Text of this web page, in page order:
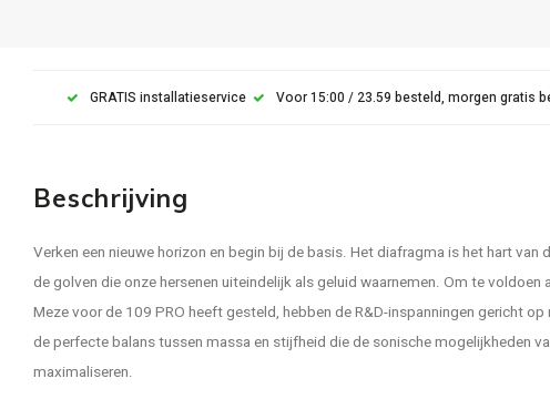
GRATIS installatieservice Voor 15:00 / 23.59 besteld, morgen gratis
Beschrijving
Verken een nieuwe horizon en begin bij de basis. Het diafragma is het hart
de golven die onze hersenen uiteindelijk als geluid waarnemen. Om te voldoen
Meze voor de 109 PRO heeft gesteld, hebben de R&D-inspanningen gericht
de perfecte balans tussen massa en stijfheid die de sonische mogelijkheden
maximaliseren.